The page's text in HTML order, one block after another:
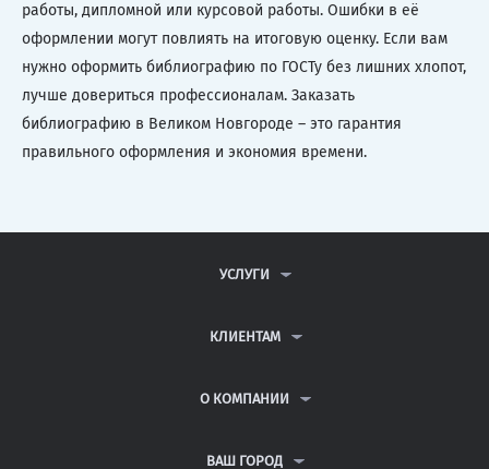
работы, дипломной или курсовой работы. Ошибки в её
оформлении могут повлиять на итоговую оценку. Если вам
нужно оформить библиографию по ГОСТу без лишних хлопот,
лучше довериться профессионалам. Заказать
библиографию в Великом Новгороде – это гарантия
правильного оформления и экономия времени.
УСЛУГИ
ДИПЛОМНЫЕ РАБОТЫ
РЕФЕРАТЫ
КЛИЕНТАМ
ВОПРОСЫ И ОТВЕТЫ
ПОЛИТИКА КОНФИДЕНЦИАЛЬНОСТИ
О КОМПАНИИ
КОНТАКТЫ
ВАШ ГОРОД